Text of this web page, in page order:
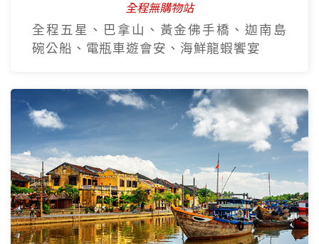
華5日
全程無購物站
全程五星、巴拿山、黃金佛手橋、迦南島
碗公船、電瓶車遊會安、海鮮龍蝦饗宴